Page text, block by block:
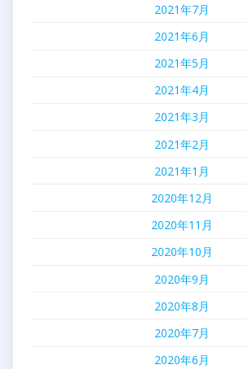
2021年7月
2021年6月
2021年5月
2021年4月
2021年3月
2021年2月
2021年1月
2020年12月
2020年11月
2020年10月
2020年9月
2020年8月
2020年7月
2020年6月